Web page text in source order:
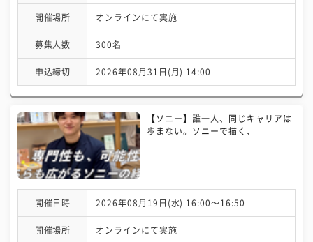
開催場所 オンラインにて実施
募集人数 300名
申込締切 2026年08月31日(月) 14:00
【ソニー】誰一人、同じキャリアは
歩まない。ソニーで描く、
開催日時 2026年08月19日(水) 16:00〜16:50
開催場所 オンラインにて実施